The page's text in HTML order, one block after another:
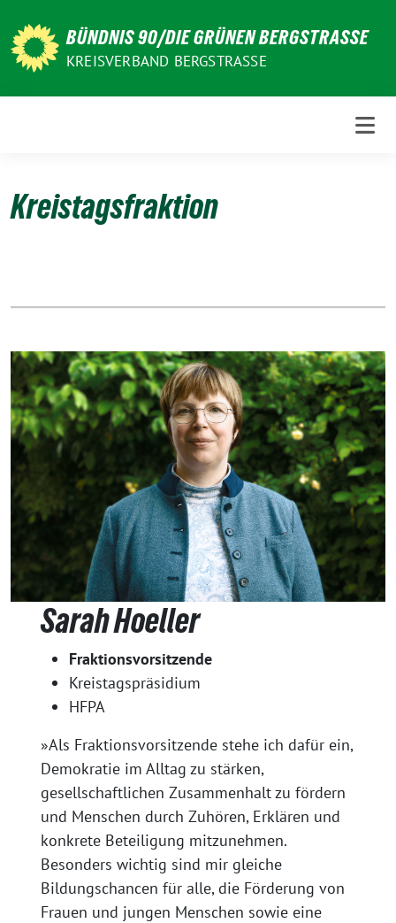
zum
Inhalt
BÜNDNIS 90/DIE GRÜNEN BERGSTRASSE
KREISVERBAND BERGSTRASSE
Kreistagsfraktion
Sarah Hoeller
Fraktionsvorsitzende
Kreistagspräsidium
HFPA
»Als Fraktionsvorsitzende stehe ich dafür ein,
Demokratie im Alltag zu stärken,
gesellschaftlichen Zusammenhalt zu fördern
und Menschen durch Zuhören, Erklären und
konkrete Beteiligung mitzunehmen.
Besonders wichtig sind mir gleiche
Bildungschancen für alle, die Förderung von
Frauen und jungen Menschen sowie eine